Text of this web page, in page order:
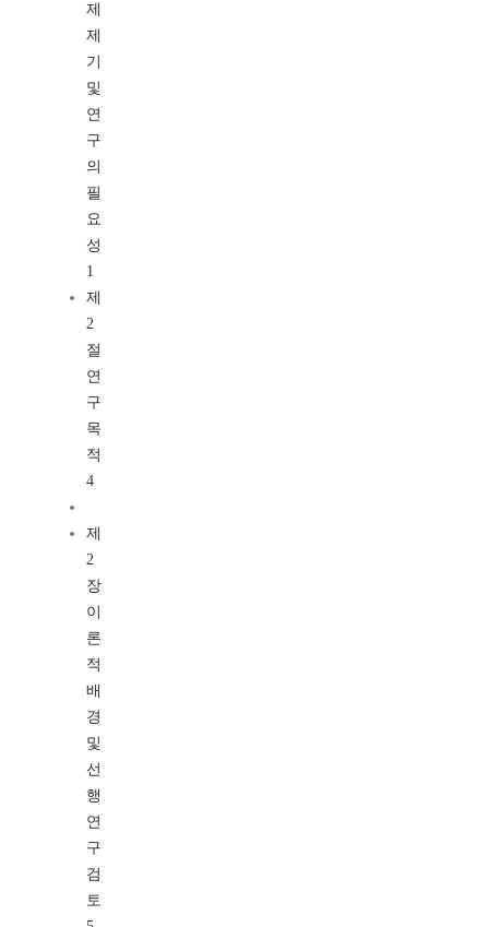
제
제
기
및
연
구
의
필
요
성
1
제
2
절
연
구
목
적
4
제
2
장
이
론
적
배
경
및
선
행
연
구
검
토